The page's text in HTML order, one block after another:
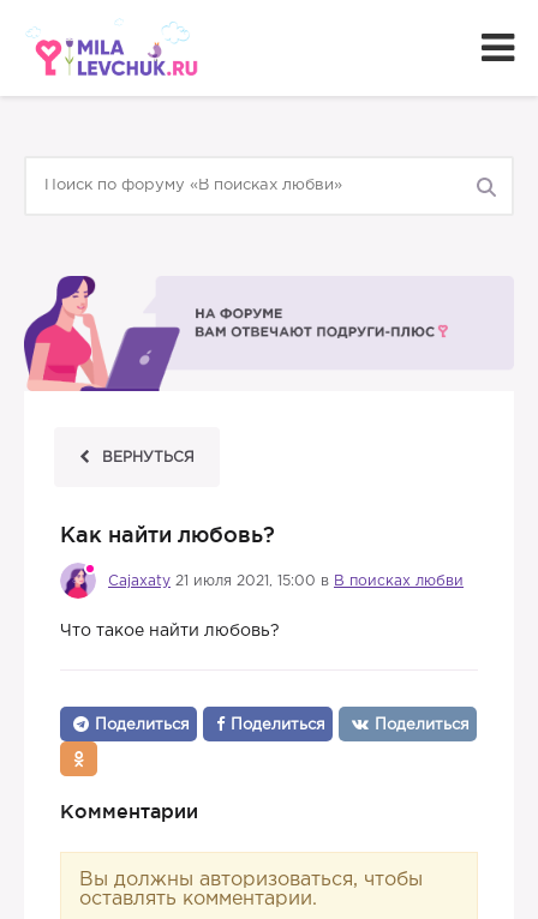
ВЕРНУТЬСЯ
Как найти любовь?
Сajaxaty 21 июля 2021, 15:00 в В поисках любви
Что такое найти любовь?
Поделиться Поделиться Поделиться
Комментарии
Вы должны авторизоваться, чтобы
оставлять комментарии.